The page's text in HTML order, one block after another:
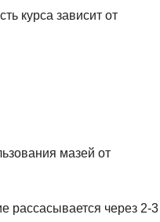
курса зависит от
мазей от
рассасывается через 2-3